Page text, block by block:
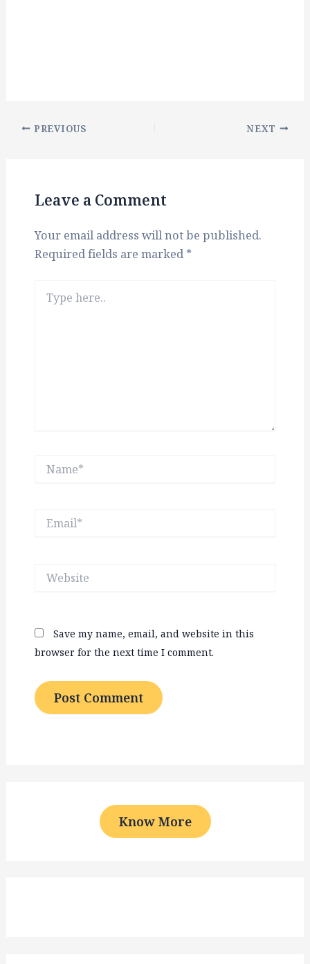
PREVIOUS NEXT
Leave a Comment
Your email address will not be published.
Required fields are marked *
here..
Website
Save my name, email, and website in this
browser for the next time I comment.
Know More